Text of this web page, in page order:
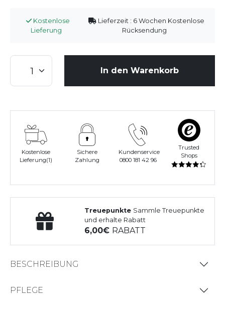
Kostenlose
Lieferung
Lieferzeit : 6 Wochen Kostenlose
Rücksendung
In den Warenkorb
Kostenlose
Lieferung(1)
Sichere
Zahlung
Kundenservice
0800 181 42 96
Trusted
Shops
Treuepunkte Sammle Treuepunkte
und erhalte Rabatt
6,00 RABATT
BESCHREIBUNG
PFLEGE